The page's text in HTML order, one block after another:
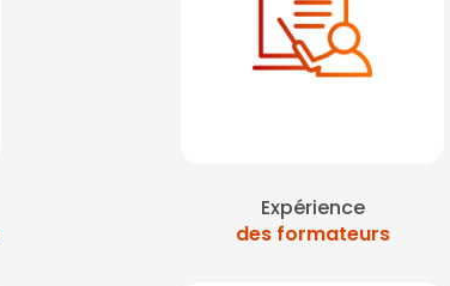
Expérience
des formateurs